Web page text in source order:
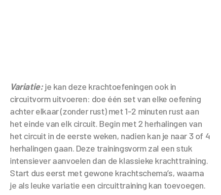
Variatie:je kan deze krachtoefeningen ook in
circuitvorm uitvoeren: doe één set van elke oefening
achter elkaar (zonder rust) met 1-2 minuten rust aan
het einde van elk circuit. Begin met 2 herhalingen van
het circuit in de eerste weken, nadien kan je naar 3 of 4
herhalingen gaan. Deze trainingsvorm zal een stuk
intensiever aanvoelen dan de klassieke krachttraining.
Start dus eerst met gewone krachtschema’s, waarna
je als leuke variatie een circuittraining kan toevoegen.